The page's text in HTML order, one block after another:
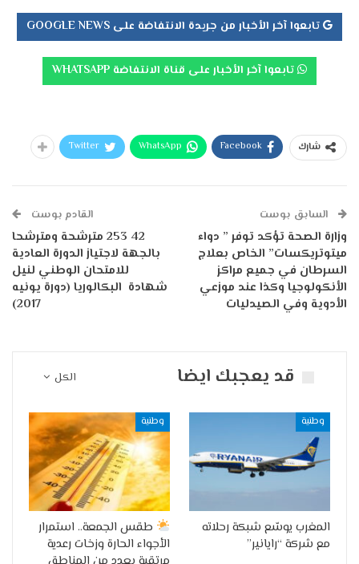
تابعوا آخر الأخبار من جريدة الانتفاضة على GOOGLE NEWS
تابعوا آخر الأخبار على قناة الانتفاضة WHATSAPP
شارك Facebook
WhatsApp
Twitter
السابق بوست
وزارة الصحة تؤكد توفر ” دواء
ميتوتريكسات” الخاص بعلاج
السرطان في جميع مراكز
الأنكولوجيا وكذا عند موزعي
الأدوية وفي الصيدليات
القادم بوست
42 253 مترشحة ومترشحا
بالجهة لاجتياز الدورة العادية
للامتحان الوطني لنيل
شهادة البكالوريا (دورة يونيه
2017)
الكل قد يعجبك ايضا
وطنية
المغرب يوسّع شبكة رحلاته
مع شركة “رايانير”
وطنية
طقس الجمعة.. استمرار
الأجواء الحارة وزخات رعدية